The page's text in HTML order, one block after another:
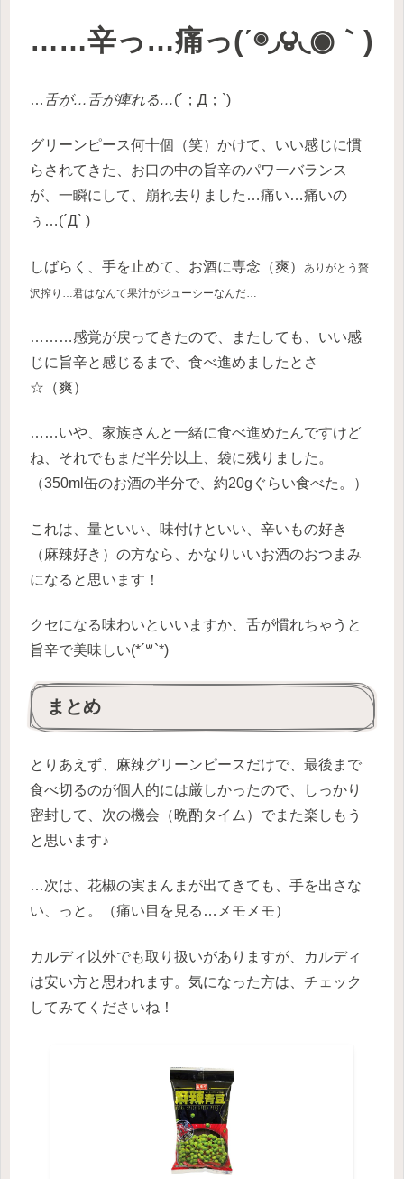
……辛っ…痛っ(΄◉◞౪◟◉｀)
… 舌が…舌が痺れる…(´；Д；`)
グリーンピース何十個（笑）かけて、いい感じに慣
らされてきた、お口の中の旨辛のパワーバランス
が、一瞬にして、崩れ去りました…痛い…痛いの
ぅ…(´Д` )
しばらく、手を止めて、お酒に専念（爽）
ありがとう贅
沢搾り…君はなんて果汁がジューシーなんだ…
………感覚が戻ってきたので、またしても、いい感
じに旨辛と感じるまで、食べ進めましたとさ
☆（爽）
……いや、家族さんと一緒に食べ進めたんですけど
ね、それでもまだ半分以上、袋に残りました。
（350ml缶のお酒の半分で、約20gぐらい食べた。）
これは、量といい、味付けといい、辛いもの好き
（麻辣好き）の方なら、かなりいいお酒のおつまみ
になると思います！
クセになる味わいといいますか、舌が慣れちゃうと
旨辛で美味しい(*´꒳`*)
まとめ
とりあえず、麻辣グリーンピースだけで、最後まで
食べ切るのが個人的には厳しかったので、しっかり
密封して、次の機会（晩酌タイム）でまた楽しもう
と思います♪
…次は、花椒の実まんまが出てきても、手を出さな
い、っと。（痛い目を見る…メモメモ）
カルディ以外でも取り扱いがありますが、カルディ
は安い方と思われます。気になった方は、チェック
してみてくださいね！